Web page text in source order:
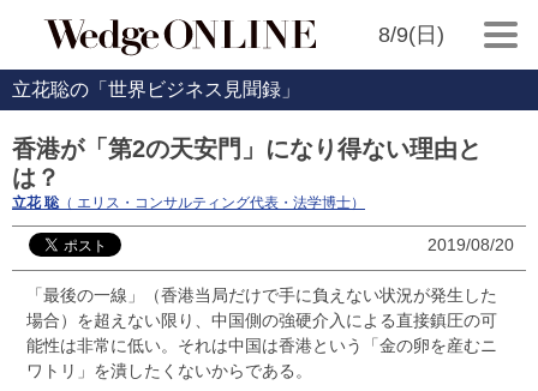
8/9(日)
立花聡の「世界ビジネス見聞録」
香港が「第2の天安門」になり得ない理由と
は？
立花 聡 （ エリス・コンサルティング代表・法学博士）
2019/08/20
「最後の一線」（香港当局だけで手に負えない状況が発生した
場合）を超えない限り、中国側の強硬介入による直接鎮圧の可
能性は非常に低い。それは中国は香港という「金の卵を産むニ
ワトリ」を潰したくないからである。